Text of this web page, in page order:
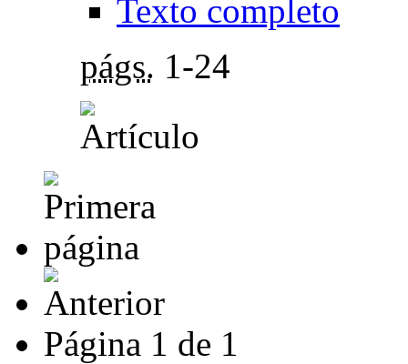
Texto completo
págs. 1-24
Página 1 de 1